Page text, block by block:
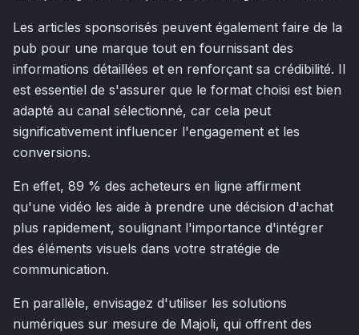
Les articles sponsorisés peuvent également faire de la
pub pour une marque tout en fournissant des
informations détaillées et en renforçant sa crédibilité. Il
est essentiel de s'assurer que le format choisi est bien
adapté au canal sélectionné, car cela peut
significativement influencer l'engagement et les
conversions.
En effet, 89 % des acheteurs en ligne affirment
qu'une vidéo les aide à prendre une décision d'achat
plus rapidement, soulignant l'importance d'intégrer
des éléments visuels dans votre stratégie de
communication.
En parallèle, envisagez d'utiliser les solutions
numériques sur mesure de Majoli, qui offrent des